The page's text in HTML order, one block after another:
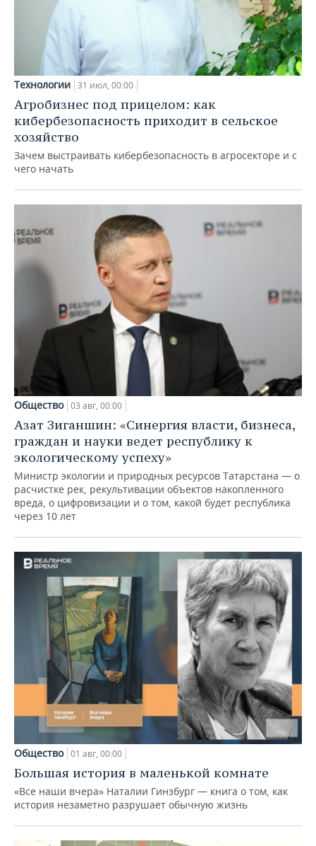
Технологии 31 июл, 00:00
Агробизнес под прицелом: как
кибербезопасность приходит в сельское
хозяйство
Зачем выстраивать кибербезопасность в агросекторе и с
чего начать
Общество 03 авг, 00:00
Азат Зиганшин: «Синергия власти, бизнеса,
граждан и науки ведет республику к
экологическому успеху»
Министр экологии и природных ресурсов Татарстана — о
расчистке рек, рекультивации объектов накопленного
вреда, о цифровизации и о том, какой будет республика
через 10 лет
Общество 01 авг, 00:00
Большая история в маленькой комнате
«Все наши вчера» Наталии Гинзбург — книга о том, как
история незаметно разрушает обычную жизнь